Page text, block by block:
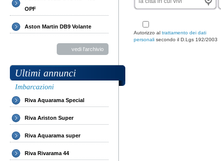
OPF
Aston Martin DB9 Volante
vedi l'archivio
Riva Aquarama Special
Riva Ariston Super
Riva Aquarama super
Riva Rivarama 44
Autorizzo al trattamento dei dati
personali secondo il D.Lgs 192/2003